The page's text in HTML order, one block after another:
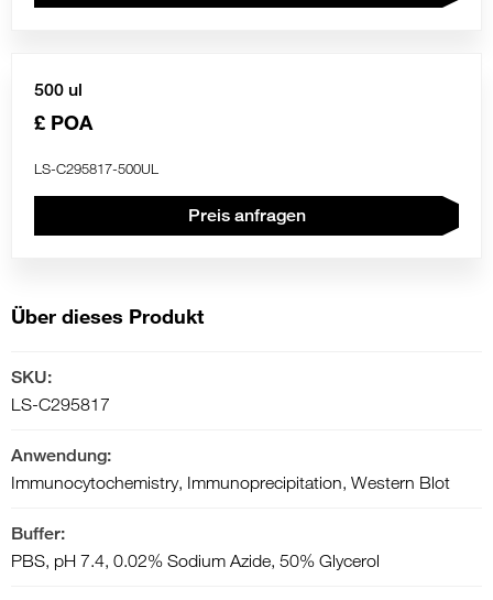
500 ul
£ POA
LS-C295817-500UL
Preis anfragen
Über dieses Produkt
SKU:
LS-C295817
Anwendung:
Immunocytochemistry, Immunoprecipitation, Western Blot
Buffer:
PBS, pH 7.4, 0.02% Sodium Azide, 50% Glycerol